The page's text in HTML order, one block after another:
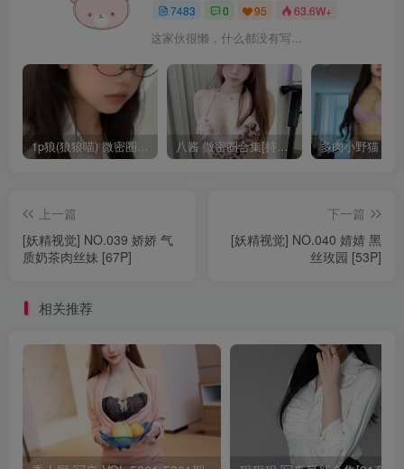
7483 0 95 63.6W+
这家伙很懒，什么都没有写...
1p狼(狼狼喵) 微密圈/岛遇合集[持续更新2025.08.20] 八酱 微密圈合集[持续更新]
上一篇
[妖精视觉] NO.039 娇娇 气
质奶茶肉丝妹 [67P]
下一篇
[妖精视觉] NO.040 婧婧 黑
丝玫园 [53P]
相关推荐